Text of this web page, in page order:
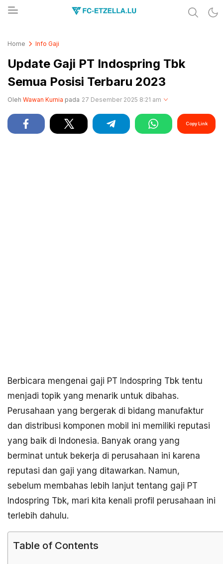
Home Info Gaji
Update Gaji PT Indospring Tbk
Semua Posisi Terbaru 2023
Oleh Wawan Kurnia pada 27 Desember 2025 8:21 am
Copy Link
Berbicara mengenai gaji PT Indospring Tbk tentu
menjadi topik yang menarik untuk dibahas.
Perusahaan yang bergerak di bidang manufaktur
dan distribusi komponen mobil ini memiliki reputasi
yang baik di Indonesia. Banyak orang yang
berminat untuk bekerja di perusahaan ini karena
reputasi dan gaji yang ditawarkan. Namun,
sebelum membahas lebih lanjut tentang gaji PT
Indospring Tbk, mari kita kenali profil perusahaan ini
terlebih dahulu.
Table of Contents